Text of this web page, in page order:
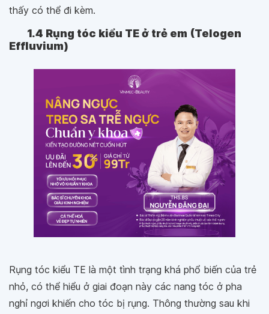
thấy có thể đi kèm.
1.4 Rụng tóc kiểu TE ở trẻ em (Telogen
Effluvium)
Rụng tóc kiểu TE là một tình trạng khá phổ biến của trẻ
nhỏ, có thể hiểu ở giai đoạn này các nang tóc ở pha
nghỉ ngơi khiến cho tóc bị rụng. Thông thường sau khi